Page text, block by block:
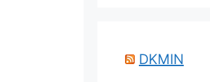
DKMIN